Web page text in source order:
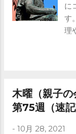
に
す
理
す
が
木曜（親子の
第75週（速記
- 10月 28, 2021